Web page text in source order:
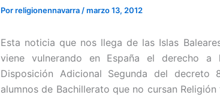
Porreligionennavarra /marzo 13, 2012
Esta noticia que nos llega de las Islas
viene vulnerando en España el derecho a
Disposición Adicional Segunda del
alumnos de Bachillerato que no cursan